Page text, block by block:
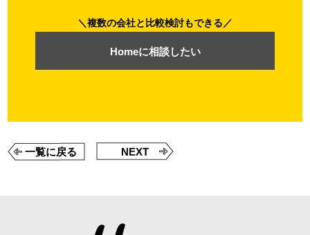
複数の会社と比較検討もできる
Homeに相談したい
一覧に戻る NEXT